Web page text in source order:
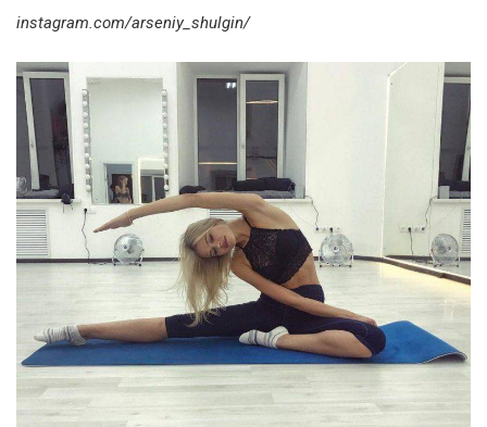
instagram.com/arseniy_shulgin/